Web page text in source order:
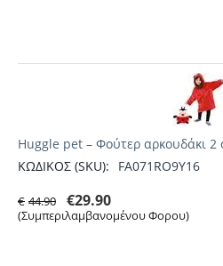
Huggle pet – Φούτερ αρκουδάκι 2
ΚΩΔΙΚΟΣ (SKU):
FA071RO9Y16
€ 44.90 €29.90
(Συμπεριλαμβανομένου Φορου)